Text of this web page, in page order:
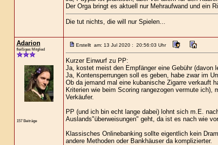
Der Orga bringt es aktuell nur Mehraufwand und ein
Die tut nichts, die will nur Spielen...
Adarion
fleißiges Mitglied
157 Beiträge
Erstellt am: 13 Jul 2020 : 20:56:03 Uhr
Kurzer Einwurf zu PP:
Ja, kostet meist den Empfänger eine Gebühr (davon
Ja, Kontensperrungen soll es geben, habe zwar im
Ob da jemand mal eine kubanische Zigarre verkauft
Kriterien wie beim Scoring rangezogen vermute
Verkäufer.
PP (und ich bin echt lange dabei) lohnt sich m.E.
Auslands"überweisungen" geht, da ist es nach wie
Klassisches Onlinebanking sollte eigentlich kein
andere Methoden oder Bankhäuser da komplizierter.